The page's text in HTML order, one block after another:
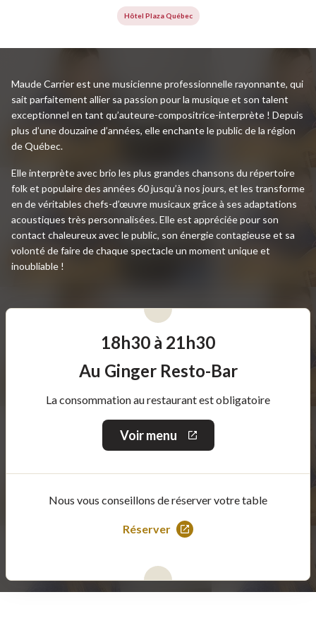
Hôtel Plaza Québec
Maude Carrier est une musicienne professionnelle rayonnante, qui
sait parfaitement allier sa passion pour la musique et son talent
exceptionnel en tant qu’auteure-compositrice-interprète ! Depuis
plus d’une douzaine d’années, elle enchante le public de la région
de Québec.
Elle interprète avec brio les plus grandes chansons du répertoire
folk et populaire des années 60 jusqu’à nos jours, et les transforme
en de véritables chefs-d’œuvre musicaux grâce à ses adaptations
acoustiques très personnalisées. Elle est appréciée pour son
contact chaleureux avec le public, son énergie contagieuse et sa
volonté de faire de chaque spectacle un moment unique et
inoubliable !
18h30 à 21h30
Au Ginger Resto-Bar
La consommation au restaurant est obligatoire
Voir menu
Ce
lien
dans
nouvelle
fenêtre
Nous vous conseillons de réserver votre table
Réserver
Ce
s'ouvrira
dans